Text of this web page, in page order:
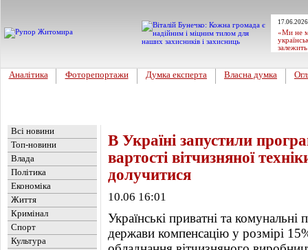
«Ми не
Аналітика Фоторепортажи Думка експерта Власна думка
Всі новини
Топ-новини
Влада
Політика
Економіка
Життя
Кримінал
Спорт
Культура
В Україні запустили
вартості вітчизняної
долучитися
10.06 16:01
Українські приватні та
держави компенсацію у розмірі